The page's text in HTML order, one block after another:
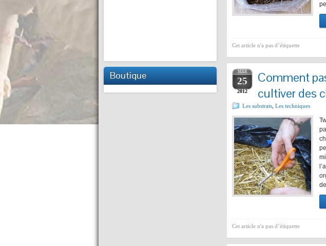
Boutique
Cet article n'a pas d’étiquette
MAR
25
2012
Comment
cultiver des
Les substrats Les techniques
Cet article n'a pas d’étiquette